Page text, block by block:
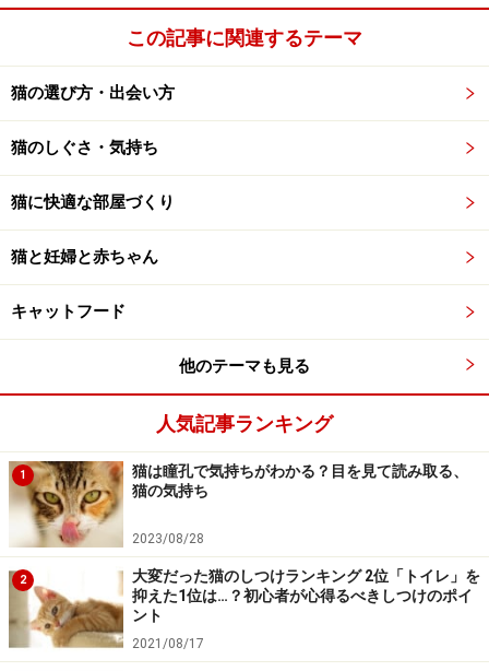
この記事に関連するテーマ
猫の選び方・出会い方
猫のしぐさ・気持ち
猫に快適な部屋づくり
猫と妊婦と赤ちゃん
キャットフード
他のテーマも見る
人気記事ランキング
1
猫は瞳孔で気持ちがわかる？目を見て読み取る、
猫の気持ち
2023/08/28
2
大変だった猫のしつけランキング 2位「トイレ」を
抑えた1位は…？初心者が心得るべきしつけのポイ
ント
2021/08/17